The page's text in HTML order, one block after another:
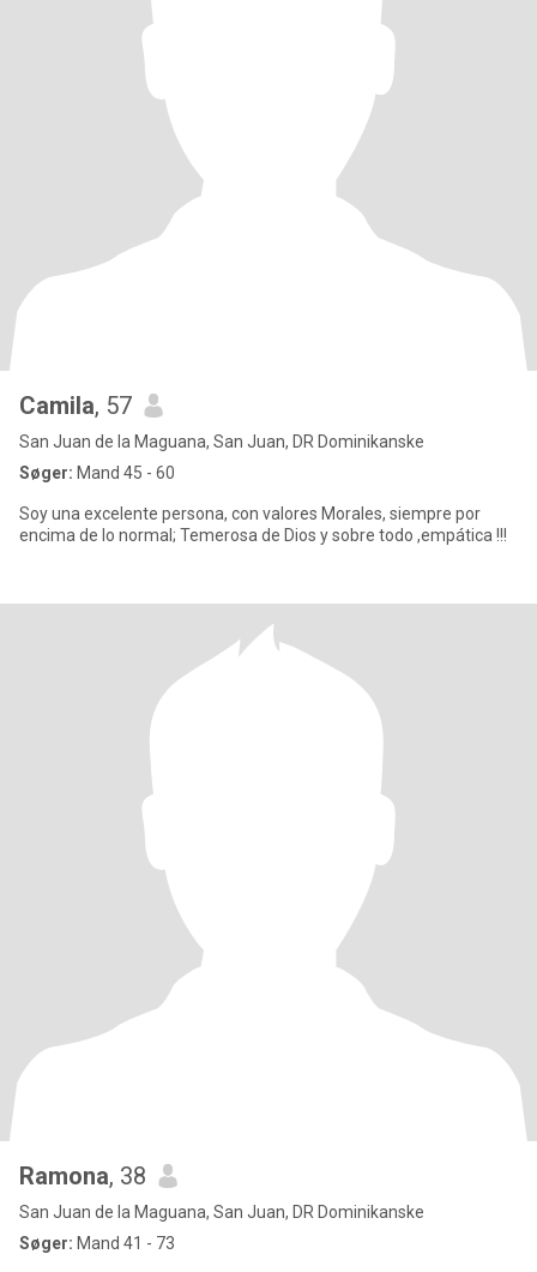
Camila, 57
San Juan de la Maguana, San Juan, DR Dominikanske
Søger: Mand 45 - 60
Soy una excelente persona, con valores Morales, siempre por
encima de lo normal; Temerosa de Dios y sobre todo ,empática !!!
Ramona, 38
San Juan de la Maguana, San Juan, DR Dominikanske
Søger: Mand 41 - 73